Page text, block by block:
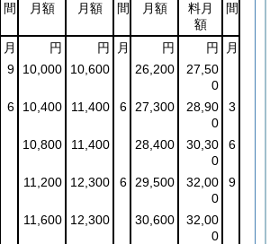
間
月額
月額
間
月額
料月
額
間
月 円 円 月 円 円
月
9 10,000 10,600 26,200
27,50
0
6 10,400 11,400 6 27,300
28,90
0
3
10,800 11,400 28,400
30,30
0
6
11,200 12,300 6 29,500
32,00
0
9
11,600 12,300 30,600
32,00
0